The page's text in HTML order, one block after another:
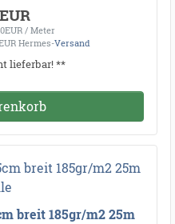
/ Meter
Hermes-Versand
lieferbar! **
breit 185gr/m2 25m